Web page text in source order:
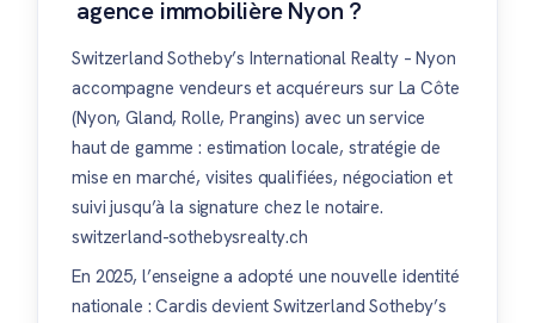
agence immobilière Nyon ?
Switzerland Sotheby’s International Realty – Nyon
accompagne vendeurs et acquéreurs sur La Côte
(Nyon, Gland, Rolle, Prangins) avec un service
haut de gamme : estimation locale, stratégie de
mise en marché, visites qualifiées, négociation et
suivi jusqu’à la signature chez le notaire.
switzerland-sothebysrealty.ch
En 2025, l’enseigne a adopté une nouvelle identité
nationale : Cardis devient Switzerland Sotheby’s